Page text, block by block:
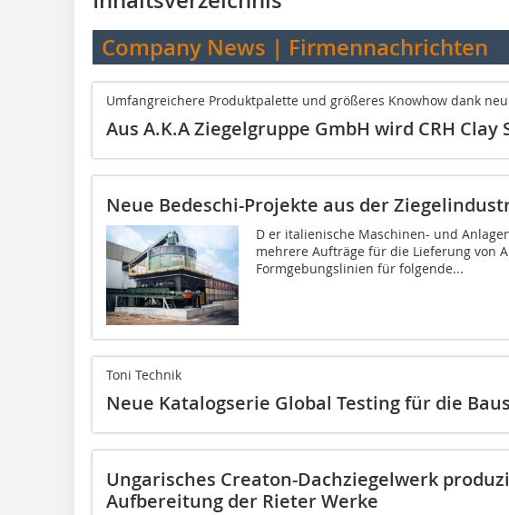
Company News | Firmennachrichten
Umfangreichere Produktpalette und größeres Knowhow dank
Aus A.K.A Ziegelgruppe GmbH wird CRH Clay
Neue Bedeschi-Projekte aus der
D er italienische Maschinen- und
mehrere Aufträge für die Lieferung von
Formgebungslinien für folgende...
Toni Technik
Neue Katalogserie Global Testing für die
Ungarisches Creaton-Dachziegelwerk
Aufbereitung der Rieter Werke